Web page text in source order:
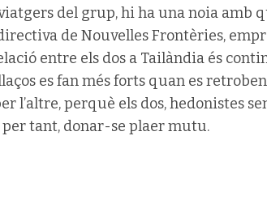
del grup, hi ha una noia amb
de Nouvelles Frontèries,
entre els dos a Tailàndia és
es fan més forts quan es retroben
l’altre, perquè els dos, hedonistes
per tant, donar-se plaer mutu.